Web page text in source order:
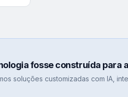
fosse construída para
soluções customizadas com IA,